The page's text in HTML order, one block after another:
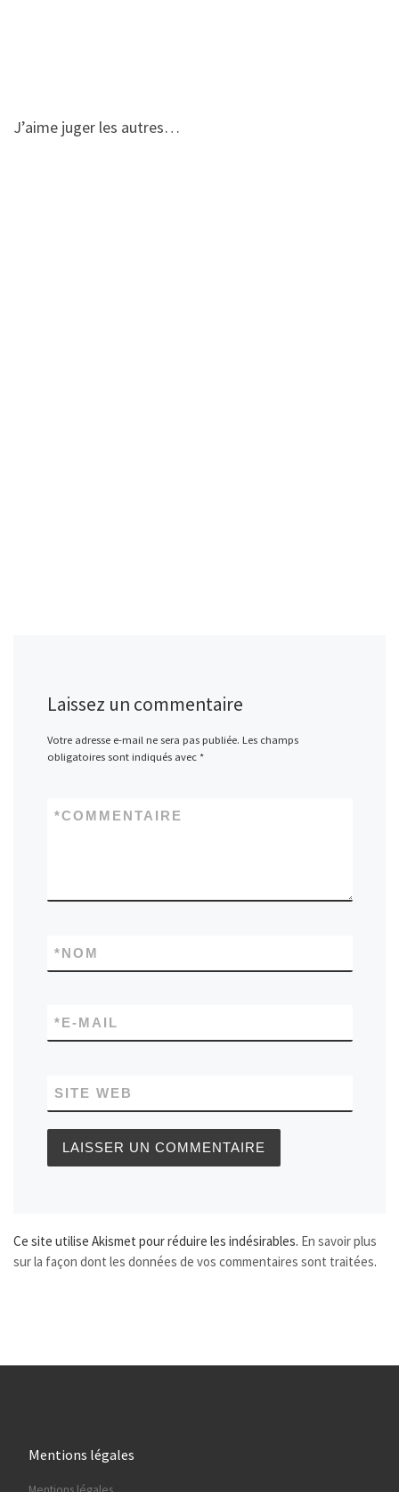
J’aime juger les autres…
Laissez un commentaire
Votre adresse e-mail ne sera pas publiée. Les champs
obligatoires sont indiqués avec *
COMMENTAIRE
*
NOM
*
E-MAIL
*
SITE WEB
Ce site utilise Akismet pour réduire les indésirables. En savoir plus
sur la façon dont les données de vos commentaires sont traitées.
Mentions légales